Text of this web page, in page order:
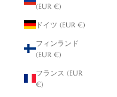
(EUR €)
ドイツ (EUR €)
フィンランド
(EUR €)
フランス (EUR
€)